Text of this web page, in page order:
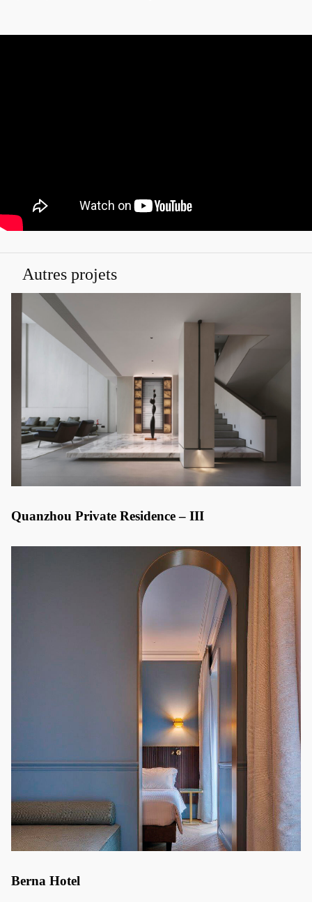
Autres projets
Quanzhou Private Residence – III
Berna Hotel